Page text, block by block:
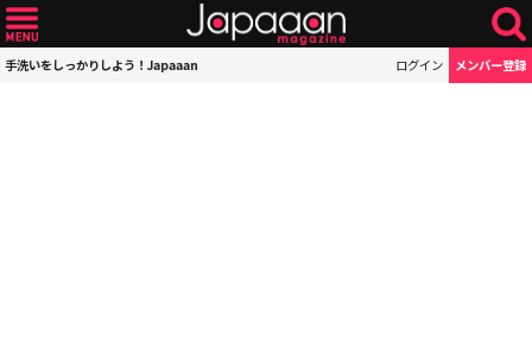
手洗いをしっかりしよう！Japaaan ログイン メンバー登録